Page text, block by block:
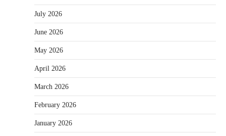
July 2026
June 2026
May 2026
April 2026
March 2026
February 2026
January 2026